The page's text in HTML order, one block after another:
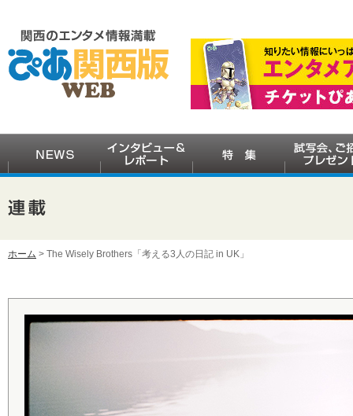
ホーム > The Wisely Brothers「考える3人の日記 in UK」